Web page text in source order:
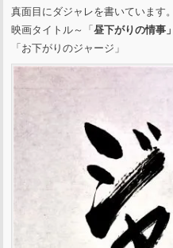
真面目にダジャレを書いています
映画タイトル～「昼下がりの情事
「お下がりのジャージ」